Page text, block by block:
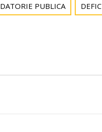
DATORIE PUBLICA